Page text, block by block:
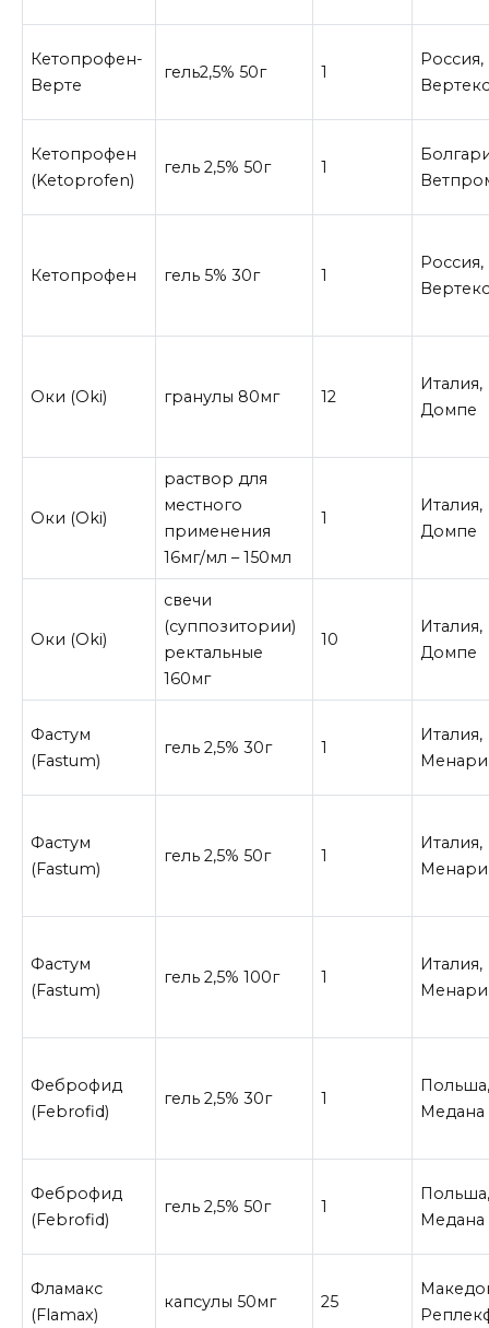
Кетопрофен-
Верте
гель2,5% 50г 1
Россия,
Кетопрофен
(Ketoprofen)
гель 2,5% 50г 1
Кетопрофен гель 5% 30г 1
Россия,
Оки (Oki) гранулы 80мг 12
Италия,
Домпе
Оки (Oki)
раствор для
местного
применения
16мг/мл – 150мл
1
Италия,
Домпе
Оки (Oki)
свечи
(суппозитории)
ректальные
160мг
10
Италия,
Домпе
Фастум
(Fastum)
гель 2,5% 30г 1
Италия,
Фастум
(Fastum)
гель 2,5% 50г 1
Италия,
Фастум
(Fastum)
гель 2,5% 100г 1
Италия,
Феброфид
(Febrofid)
гель 2,5% 30г 1
Медана
Феброфид
(Febrofid)
гель 2,5% 50г 1
Медана
Фламакс
(Flamax)
капсулы 50мг 25